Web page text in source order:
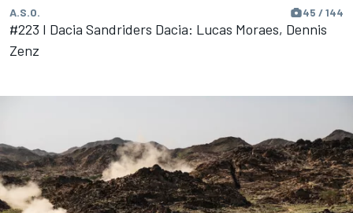
A.S.O. 45 / 144
#223 I Dacia Sandriders Dacia: Lucas Moraes, Dennis
Zenz